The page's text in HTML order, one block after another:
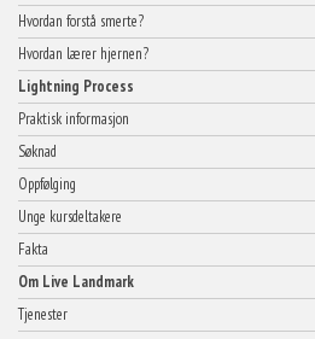
Hvordan forstå smerte?
Hvordan lærer hjernen?
Lightning Process
Praktisk informasjon
Søknad
Oppfølging
Unge kursdeltakere
Fakta
Om Live Landmark
Tjenester